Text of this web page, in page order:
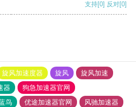
支持[0] 反对[0]
旋风加速度器 旋风
旋风加速
器
狗急加速器官网
鸟 优途加速器官网
风驰加速器